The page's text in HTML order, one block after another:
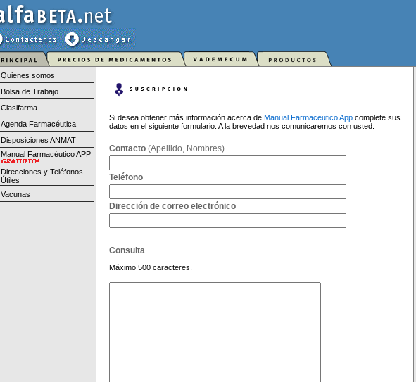
Quienes somos
Bolsa de Trabajo
Clasifarma
Agenda Farmacéutica
Disposiciones ANMAT
Manual Farmacéutico APP
Direcciones y Teléfonos
Útiles
Vacunas
Si desea obtener más información acerca de Manual Farmaceutico App complete sus
datos en el siguiente formulario. A la brevedad nos comunicaremos con usted.
Contacto (Apellido, Nombres)
Teléfono
Dirección de correo electrónico
Consulta
Máximo 500 caracteres.